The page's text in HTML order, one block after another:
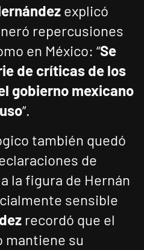
explicó
repercusiones
en México: “Se
de críticas de los
gobierno mexicano
”.
también quedó
de
la figura de Hernán
sensible
recordó que el
mantiene su